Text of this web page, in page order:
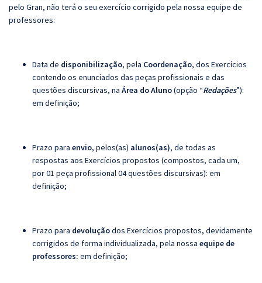
pelo Gran, não terá o seu exercício corrigido pela nossa equipe de
professores:
Data de disponibilização, pela Coordenação, dos Exercícios
contendo os enunciados das peças profissionais e das
questões discursivas, na Área do Aluno(opção “Redações”):
em definição;
Prazo para envio, pelos(as) alunos(as), de todas as
respostas aos Exercícios propostos (compostos, cada um,
por 01 peça profissional 04 questões discursivas): em
definição;
Prazo para devoluçãodos Exercícios propostos, devidamente
corrigidos de forma individualizada, pela nossa equipe de
professores: em definição;